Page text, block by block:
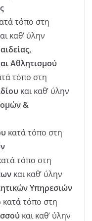
τόπο στη
καθ’ ύλην
Αθλητισμού
τόπο στη
και καθ’ ύλην
&
κατά τόπο στη
τόπο στη
και καθ’ ύλην
Υπηρεσιών
κατά τόπο στη
και καθ’ ύλην